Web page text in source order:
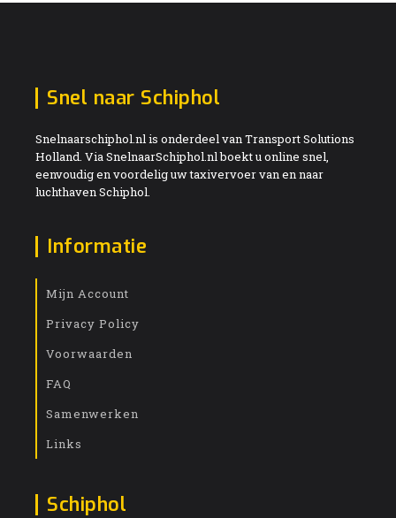
Snel naar Schiphol
Snelnaarschiphol.nl is onderdeel van Transport Solutions
Holland. Via SnelnaarSchiphol.nl boekt u online snel,
eenvoudig en voordelig uw taxivervoer van en naar
luchthaven Schiphol.
Informatie
Mijn Account
Privacy Policy
Voorwaarden
FAQ
Samenwerken
Links
Schiphol